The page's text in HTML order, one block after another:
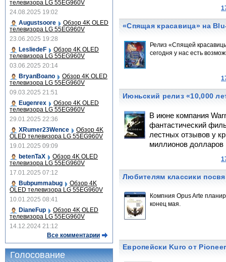
«Спящая красавица» на
Релиз «Спящей
сегодня у нас есть
Июньский релиз «10,000
В июне компания
фантастический
лестных отзывов у
миллионов долларов
Любителям классики
Компния Opus Arte
конец мая.
Европейски Kuro от
телевизора LG 55EG960V
24.08.2025 19:02
Augustsoore
Обзор 4K OLED
телевизора LG 55EG960V
23.06.2025 19:28
LesliedeF
Обзор 4K OLED
телевизора LG 55EG960V
03.06.2025 20:14
BryanBoano
Обзор 4K OLED
телевизора LG 55EG960V
09.03.2025 21:51
Eugenrex
Обзор 4K OLED
телевизора LG 55EG960V
29.01.2025 22:36
XRumer23Wence
Обзор 4K
OLED телевизора LG 55EG960V
19.01.2025 09:09
betenTaX
Обзор 4K OLED
телевизора LG 55EG960V
17.01.2025 07:12
Bubpummabug
Обзор 4K
OLED телевизора LG 55EG960V
10.01.2025 08:41
DianeFup
Обзор 4K OLED
телевизора LG 55EG960V
14.12.2024 21:12
Все комментарии
Голосование